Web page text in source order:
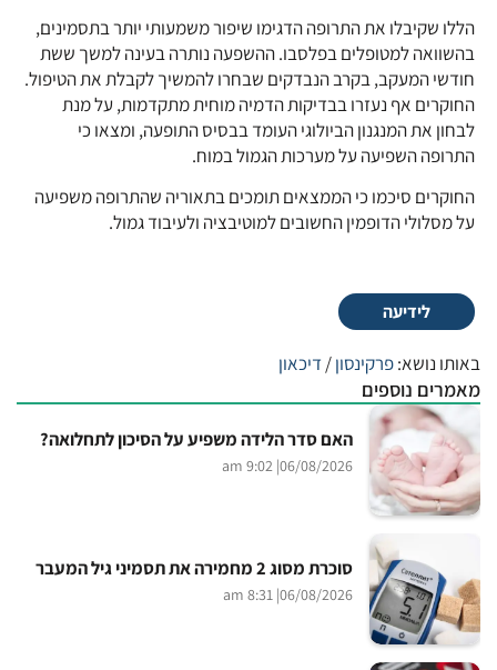
הללו שקיבלו את התרופה הדגימו שיפור משמעותי יותר בתסמינים,
בהשוואה למטופלים בפלסבו. ההשפעה נותרה בעינה למשך ששת
חודשי המעקב, בקרב הנבדקים שבחרו להמשיך לקבלת את הטיפול.
החוקרים אף נעזרו בבדיקות הדמיה מוחית מתקדמות, על מנת
לבחון את המנגנון הביולוגי העומד בבסיס התופעה, ומצאו כי
התרופה השפיעה על מערכות הגמול במוח.
החוקרים סיכמו כי הממצאים תומכים בתאוריה שהתרופה משפיעה
על מסלולי הדופמין החשובים למוטיבציה ולעיבוד גמול.
לידיעה
באותו נושא:פרקינסון/דיכאון
מאמרים נוספים
האם סדר הלידה משפיע על הסיכון לתחלואה?
06/08/2026
| 9:02 am
סוכרת מסוג 2 מחמירה את תסמיני גיל המעבר
06/08/2026
| 8:31 am